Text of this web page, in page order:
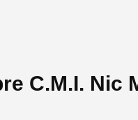
C.M.I. Nic